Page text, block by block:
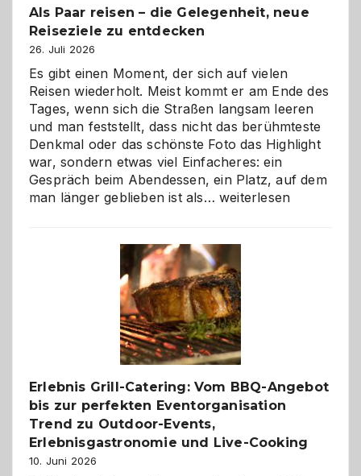
Als Paar reisen – die Gelegenheit, neue
Reiseziele zu entdecken
26. Juli 2026
Es gibt einen Moment, der sich auf vielen
Reisen wiederholt. Meist kommt er am Ende des
Tages, wenn sich die Straßen langsam leeren
und man feststellt, dass nicht das berühmteste
Denkmal oder das schönste Foto das Highlight
war, sondern etwas viel Einfacheres: ein
Gespräch beim Abendessen, ein Platz, auf dem
man länger geblieben ist als… Als
–
die
Gelegenheit,
neue
Reiseziele
zu
entdecken
weiterlesen
Erlebnis Grill-Catering: Vom BBQ-Angebot
bis zur perfekten Eventorganisation
Trend zu Outdoor-Events,
Erlebnisgastronomie und Live-Cooking
10. Juni 2026